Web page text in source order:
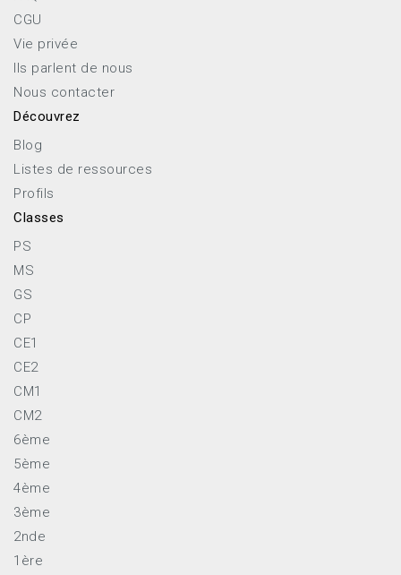
CGU
Vie privée
Ils parlent de nous
Nous contacter
Découvrez
Blog
Listes de ressources
Profils
Classes
PS
MS
GS
CP
CE1
CE2
CM1
CM2
6ème
5ème
4ème
3ème
2nde
1ère